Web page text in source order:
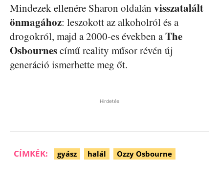
Mindezek ellenére Sharon oldalán visszatalált
önmagához: leszokott az alkoholról és a
drogokról, majd a 2000-es években aThe
Osbournescímű reality műsor révén új
generáció ismerhette meg őt.
Hirdetés
CÍMKÉK: gyász halál Ozzy Osbourne